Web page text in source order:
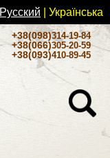
Русский | Українськa
+38(098)314-19-84
+38(066)305-20-59
+38(093)410-89-45